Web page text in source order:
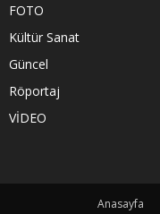
FOTO
Kültür Sanat
Güncel
Röportaj
VİDEO
Anasayfa